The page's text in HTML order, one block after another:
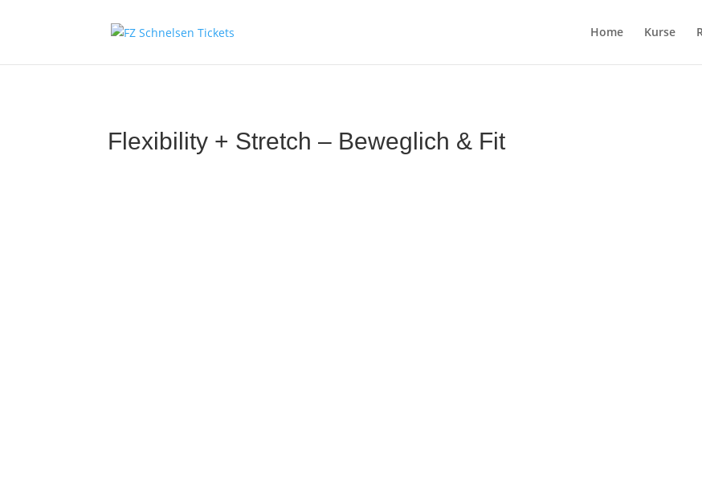
Home Kurse
Flexibility + Stretch – Beweglich & Fit